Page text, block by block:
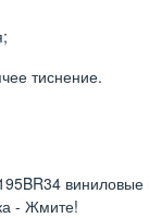
тиснение.
- Жмите!